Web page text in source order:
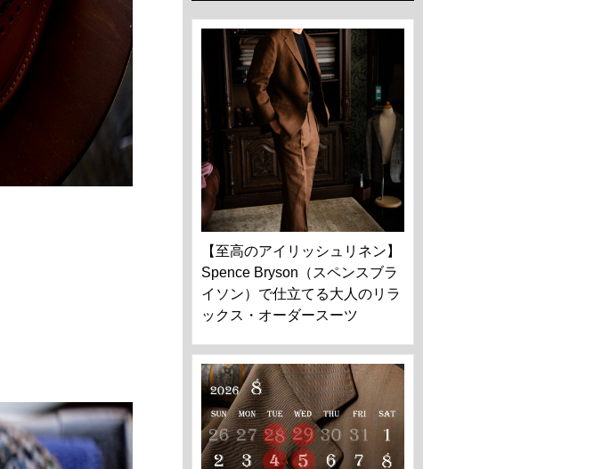
【至高のアイリッシュリネン】
Spence Bryson（スペンスブラ
イソン）で仕立てる大人のリラ
ックス・オーダースーツ